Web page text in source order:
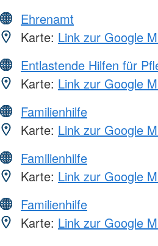
Ehrenamt
Karte: Link zur Google
Entlastende Hilfen für
Karte: Link zur Google
Familienhilfe
Karte: Link zur Google
Familienhilfe
Karte: Link zur Google
Familienhilfe
Karte: Link zur Google